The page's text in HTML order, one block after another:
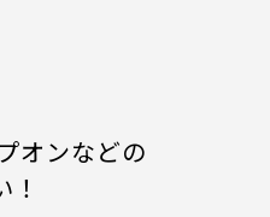
オンなどの